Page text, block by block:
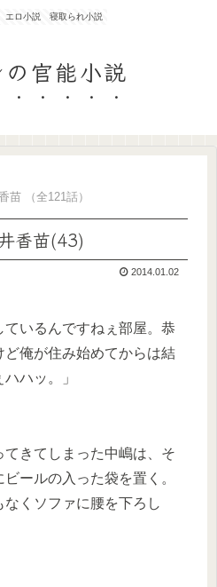
エロ小説 寝取られ小説
の官能小説
苗 （全121話）
香苗(43)
2014.01.02
ているんですねぇ部屋。恭
俺が住み始めてからは結
ハッ。」
きてしまった中嶋は、そ
ールの入った袋を置く。
くソファに腰を下ろし